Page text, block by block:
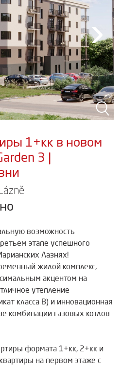
›
1+кк в новом
3 |
возможность
этапе успешного
Лазнях!
жилой комплекс,
акцентом на
утепление
класса B) и инновационная
комбинации газовых котлов
формата 1+кк, 2+кк и
на первом этаже с